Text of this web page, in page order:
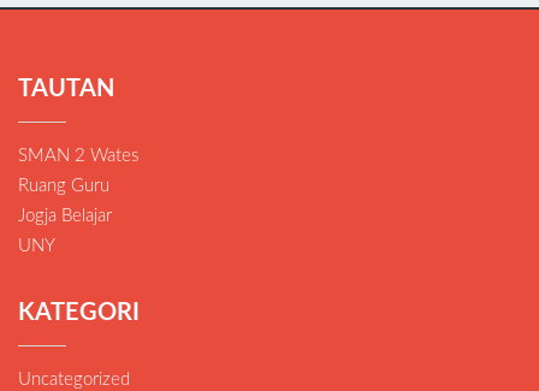
TAUTAN
SMAN 2 Wates
Ruang Guru
Jogja Belajar
UNY
KATEGORI
Uncategorized